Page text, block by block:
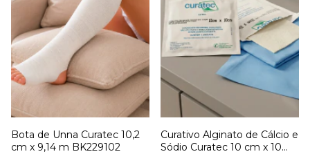
Bota de Unna Curatec 10,2
cm x 9,14 m BK229102
Curativo Alginato de Cálcio e
Sódio Curatec 10 cm x 10